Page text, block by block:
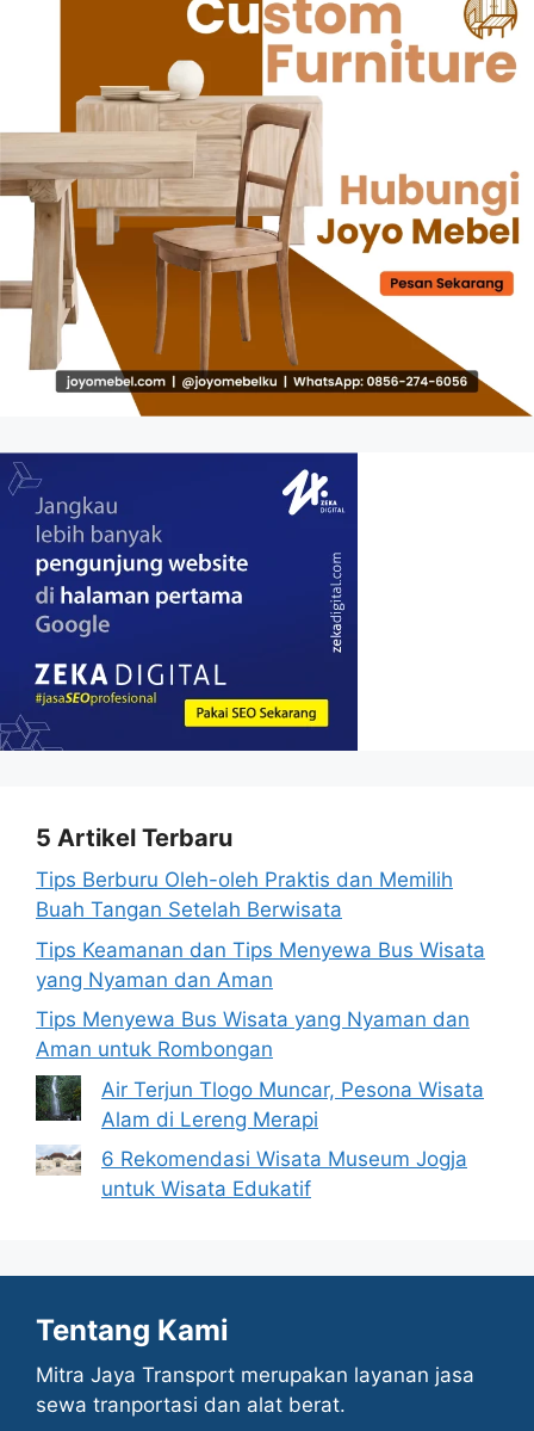
5 Artikel Terbaru
Tips Berburu Oleh-oleh Praktis dan Memilih
Buah Tangan Setelah Berwisata
Tips Keamanan dan Tips Menyewa Bus Wisata
yang Nyaman dan Aman
Tips Menyewa Bus Wisata yang Nyaman dan
Aman untuk Rombongan
Air Terjun Tlogo Muncar, Pesona Wisata
Alam di Lereng Merapi
6 Rekomendasi Wisata Museum Jogja
untuk Wisata Edukatif
Tentang Kami
Mitra Jaya Transport merupakan layanan jasa
sewa tranportasi dan alat berat.